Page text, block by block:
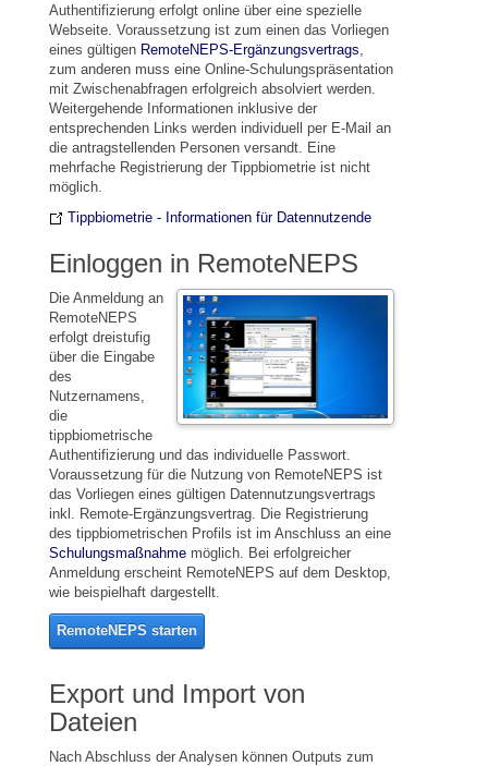
Authentifizierung erfolgt online über eine spezielle
Webseite. Voraussetzung ist zum einen das Vorliegen
eines gültigen RemoteNEPS-Ergänzungsvertrags,
zum anderen muss eine Online-Schulungspräsentation
mit Zwischenabfragen erfolgreich absolviert werden.
Weitergehende Informationen inklusive der
entsprechenden Links werden individuell per E-Mail an
die antragstellenden Personen versandt. Eine
mehrfache Registrierung der Tippbiometrie ist nicht
möglich.
Tippbiometrie - Informationen für Datennutzende
Einloggen in RemoteNEPS
Die Anmeldung an
RemoteNEPS
erfolgt dreistufig
über die Eingabe
des
Nutzernamens,
die
tippbiometrische
Authentifizierung und das individuelle Passwort.
Voraussetzung für die Nutzung von RemoteNEPS ist
das Vorliegen eines gültigen Datennutzungsvertrags
inkl. Remote-Ergänzungsvertrag. Die Registrierung
des tippbiometrischen Profils ist im Anschluss an eine
Schulungsmaßnahme möglich. Bei erfolgreicher
Anmeldung erscheint RemoteNEPS auf dem Desktop,
wie beispielhaft dargestellt.
RemoteNEPS starten
Export und Import von
Dateien
Nach Abschluss der Analysen können Outputs zum